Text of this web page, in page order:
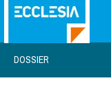
DOSSIER